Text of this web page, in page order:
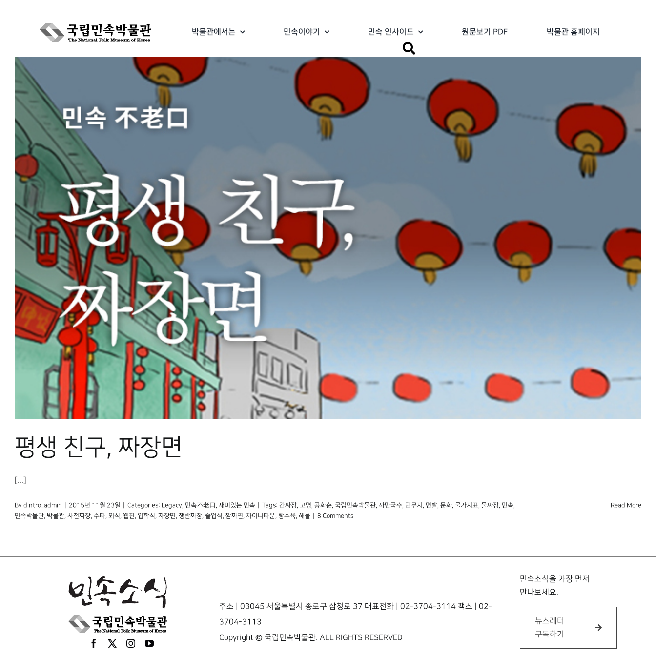
Skip
박물관에서는 민속이야기 민속 인사이드 원문보기 PDF 박물관 홈페이지
평생 친구, 짜장면
[...]
By dintro_admin 2015년 11월 23일 Categories: Legacy, 민속不老口 , 재미있는 민속 Tags: 간짜장, 고명, 공화춘, 국립민속박물관, 까만국수, 단무지 , 면발, 문화, 물가지표, 물짜장, 민속,
민속박물관, 박물관, 사천짜장, 수타, 외식, 웹진, 입학식, 자장면, 쟁반짜장, 졸업식, 짬짜면, 차이나타운, 탕수육, 해물 8 Comments
Read More
주소 | 03045 서울특별시 종로구 삼청로 37 대표전화 | 02-3704-3114 팩스 | 02-
3704-3113
Copyright © 국립민속박물관. ALL RIGHTS RESERVED
민속소식을 가장 먼저
만나보세요.
뉴스레터
구독하기